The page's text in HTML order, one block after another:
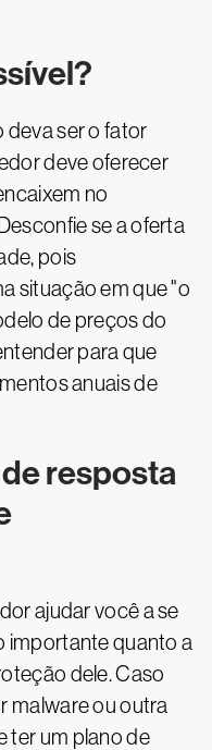
deva ser o fator
deve oferecer
no
se a oferta
pois
situação em que "o
de preços do
para que
anuais de
resposta
ajudar você a se
importante quanto a
dele. Caso
malware ou outra
ter um plano de